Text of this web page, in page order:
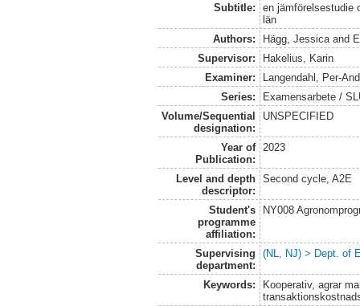
Subtitle:
en jämförelsestudie
län
Authors:
Hägg, Jessica and
Supervisor:
Hakelius, Karin
Examiner:
Langendahl, Per-
Series:
Examensarbete /
Volume/Sequential
designation:
UNSPECIFIED
Year of
Publication:
2023
Level and depth
descriptor:
Second cycle, A2E
Student's
programme
affiliation:
NY008
Supervising
department:
(NL, NJ) > Dept. of
Keywords:
Kooperativ, agrar